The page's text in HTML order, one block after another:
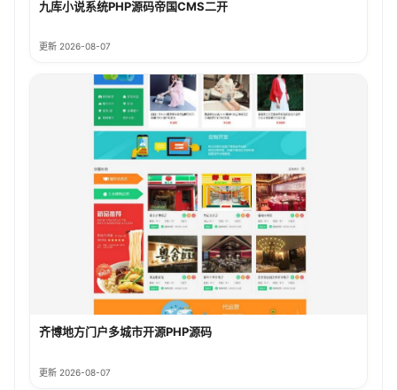
九库小说系统PHP源码帝国CMS二开
更新 2026-08-07
齐博地方门户多城市开源PHP源码
更新 2026-08-07